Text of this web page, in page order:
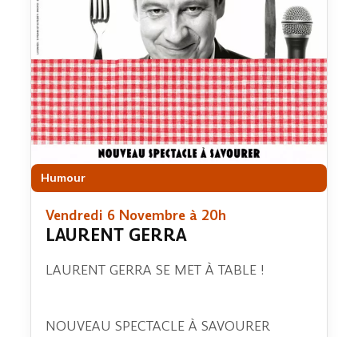
Humour
Vendredi 6 Novembre à 20h
LAURENT GERRA
LAURENT GERRA SE MET À TABLE !
NOUVEAU SPECTACLE À SAVOURER